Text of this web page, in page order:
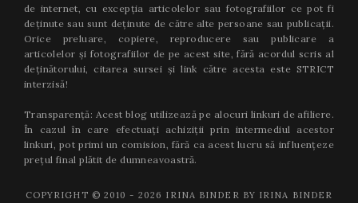
de internet, cu excepția articolelor sau fotografiilor ce pot fi
deținute sau sunt deținute de către alte persoane sau publicații.
Orice preluare, copiere, reproducere sau publicare a
articolelor și fotografiilor de pe acest site, fără acordul scris al
deținătorului, citarea sursei și link către acesta este STRICT
interzisă!
Transparență: Acest blog utilizează pe alocuri linkuri de afiliere.
În cazul în care efectuați achiziții prin intermediul acestor
linkuri, pot primi un comision, fără ca acest lucru să influențeze
prețul final plătit de dumneavoastră.
COPYRIGHT © 2010 - 2026 IRINA BINDER BY IRINA BINDER